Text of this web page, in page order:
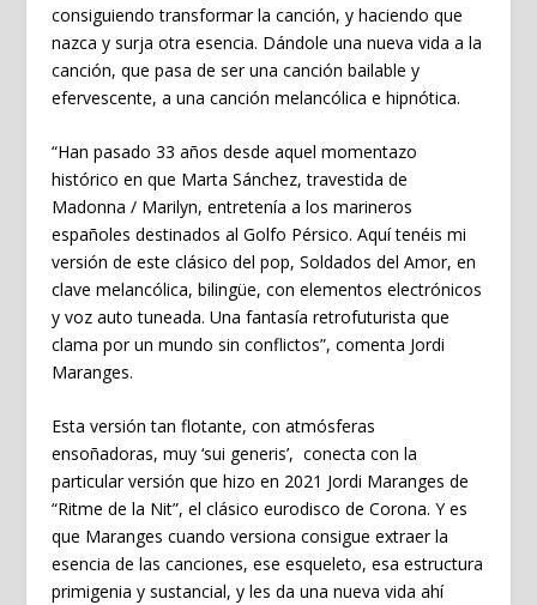
consiguiendo transformar la canción, y haciendo que
nazca y surja otra esencia. Dándole una nueva vida a la
canción, que pasa de ser una canción bailable y
efervescente, a una canción melancólica e hipnótica.
“Han pasado 33 años desde aquel momentazo
histórico en que Marta Sánchez, travestida de
Madonna / Marilyn, entretenía a los marineros
españoles destinados al Golfo Pérsico. Aquí tenéis mi
versión de este clásico del pop, Soldados del Amor, en
clave melancólica, bilingüe, con elementos electrónicos
y voz auto tuneada. Una fantasía retrofuturista que
clama por un mundo sin conflictos”, comenta Jordi
Maranges.
Esta versión tan flotante, con atmósferas
ensoñadoras, muy ‘sui generis’, conecta con la
particular versión que hizo en 2021 Jordi Maranges de
“Ritme de la Nit”, el clásico eurodisco de Corona. Y es
que Maranges cuando versiona consigue extraer la
esencia de las canciones, ese esqueleto, esa estructura
primigenia y sustancial, y les da una nueva vida ahí